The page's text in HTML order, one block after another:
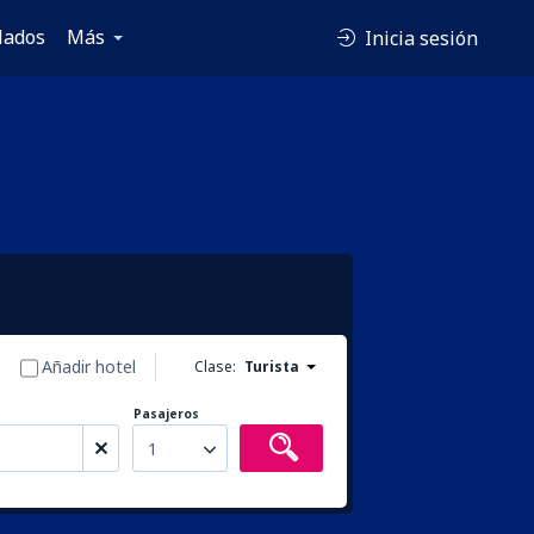
Más Inicia sesión
Clase: Turista
Añadir hotel
Pasajeros
1